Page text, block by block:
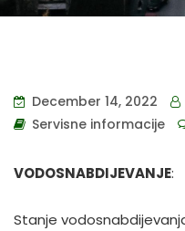
December 14, 2022
Servisne informacije
VODOSNABDIJEVANJE:
Stanje